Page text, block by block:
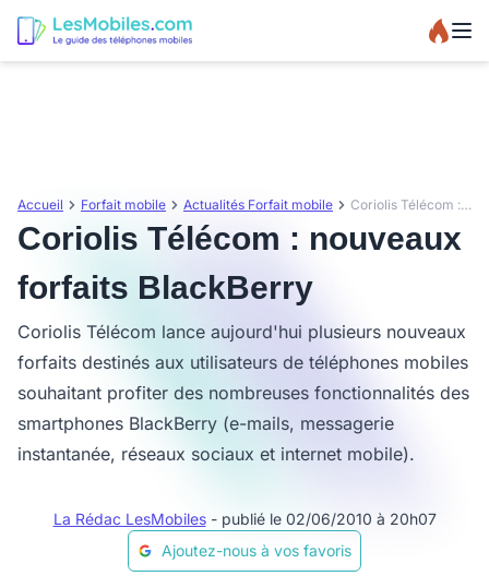
Accueil Forfait mobile Actualités Forfait mobile Coriolis Télécom : nouveaux forfaits BlackBerry
Coriolis Télécom : nouveaux
forfaits BlackBerry
Coriolis Télécom lance aujourd'hui plusieurs nouveaux
forfaits destinés aux utilisateurs de téléphones mobiles
souhaitant profiter des nombreuses fonctionnalités des
smartphones BlackBerry (e-mails, messagerie
instantanée, réseaux sociaux et internet mobile).
La Rédac LesMobiles - publié le 02/06/2010 à 20h07
Ajoutez-nous à vos favoris